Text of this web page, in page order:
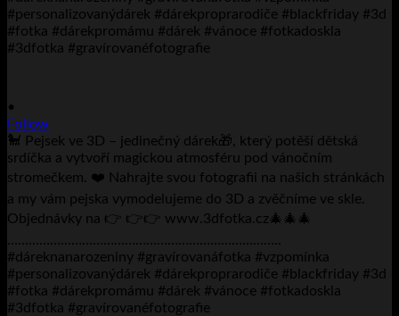
•
Follow
🐩 Pejsek ve 3D – jedinečný dárek🎁, který potěší dětská
srdíčka a vytvoří magickou atmosféru pod vánočním
stromečkem. ❤️ Nahrajte svou fotografii na našich stránkách
a my vám pejska vymodelujeme do 3D a zvěčníme ve skle.
Objednávky na 👉 👉👉 www.3dfotka.cz🎄🎄🎄
…………………………………………………………………..
#dáreknanarozeniny #gravírovanáfotka #vzpomínka
#personalizovanýdárek #dárekproprarodiče #blackfriday #3d
#fotka #dárekpromámu #dárek #vánoce #fotkadoskla
#3dfotka #gravírovanéfotografie